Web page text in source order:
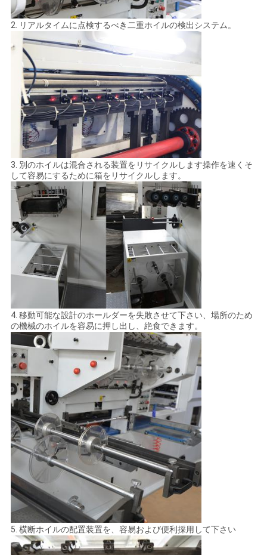
2. リアルタイムに点検するべき二重ホイルの検出システム。
3. 別のホイルは混合される装置をリサイクルします操作を速くそ
して容易にするために箱をリサイクルします。
4. 移動可能な設計のホールダーを失敗させて下さい、場所のため
の機械のホイルを容易に押し出し、絶食できます。
5. 横断ホイルの配置装置を、容易および便利採用して下さい